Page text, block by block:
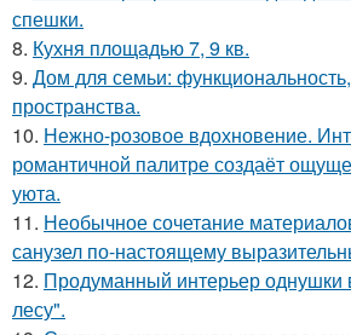
спешки.
8. Кухня площадью 7, 9 кв.
9. Дом для семьи:
пространства.
10. Нежно-розовое вдохновение.
романтичной палитре создаёт
уюта.
11. Необычное сочетание
санузел по-настоящему
12. Продуманный интерьер
лесу".